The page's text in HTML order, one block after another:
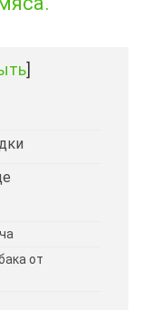
]
от